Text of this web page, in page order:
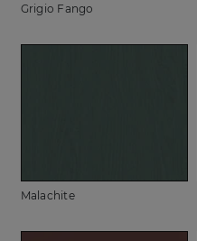
Grigio Fango
Malachite